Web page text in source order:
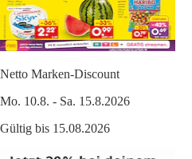
Netto Marken-Discount
Mo. 10.8. - Sa. 15.8.2026
Gültig bis 15.08.2026